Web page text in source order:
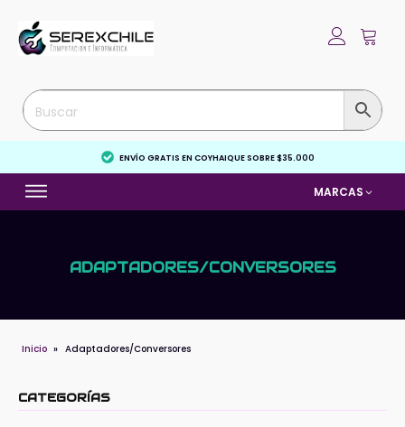
ENVÍO GRATIS EN COYHAIQUE SOBRE $35.000
MARCAS
ADAPTADORES/CONVERSORES
Inicio » Adaptadores/Conversores
CATEGORÍAS